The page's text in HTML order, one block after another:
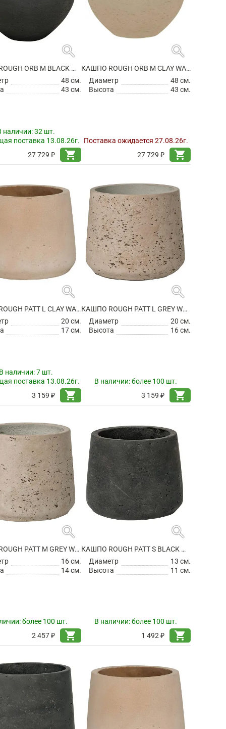
search
КАШПО ROUGH ORB M BLACK WASHED
48 см.
43 см.
наличии:32 шт.
поставка 13.08.26г.
27 729 ₽
shopping_cart
search
КАШПО ROUGH ORB M CLAY WASHED
Диаметр
48 см.
Высота
43 см.
Поставка ожидается 27.08.26г.
27 729 ₽
shopping_cart
search
КАШПО ROUGH PATT L CLAY WASHED
20 см.
17 см.
наличии:7 шт.
поставка 13.08.26г.
3 159 ₽
shopping_cart
search
КАШПО ROUGH PATT L GREY WASHED
Диаметр
20 см.
Высота
16 см.
В наличии:более 100 шт.
3 159 ₽
shopping_cart
search
КАШПО ROUGH PATT M GREY WASHED
16 см.
14 см.
более 100 шт.
2 457 ₽
shopping_cart
search
КАШПО ROUGH PATT S BLACK WASHED
Диаметр
13 см.
Высота
11 см.
В наличии:более 100 шт.
1 492 ₽
shopping_cart